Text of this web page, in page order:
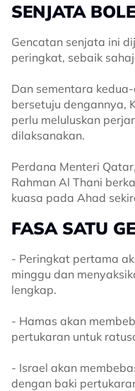
SENJATA
Gencatan senjata ini
peringkat, sebaik
Dan sementara
bersetuju dengannya,
perlu meluluskan
dilaksanakan.
Perdana Menteri
Rahman Al Thani
kuasa pada Ahad
FASA SATU
- Peringkat pertama
minggu dan
lengkap.
- Hamas akan
pertukaran untuk
- Israel akan
dengan baki